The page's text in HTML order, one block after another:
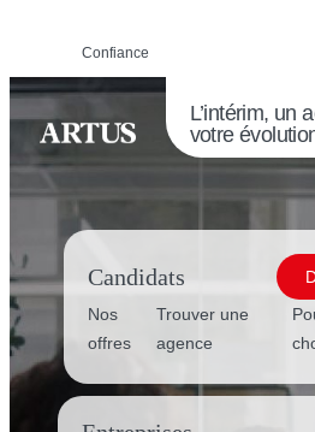
Confiance
L’intérim, un
votre
Candidats
Nos
offres
Trouver une
agence